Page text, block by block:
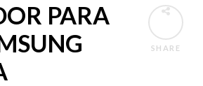
SHARE
PARA